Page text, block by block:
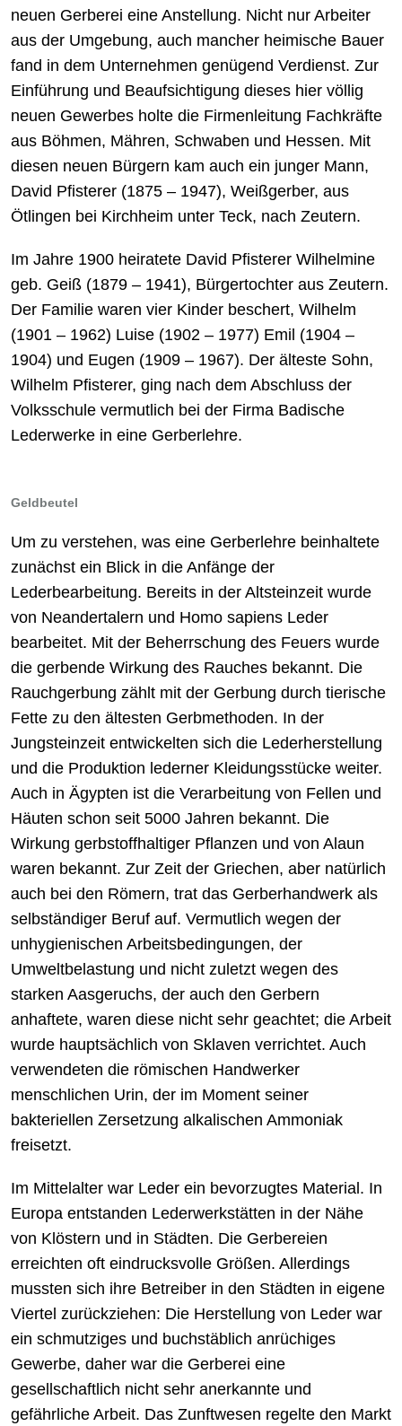
neuen Gerberei eine Anstellung. Nicht nur Arbeiter
aus der Umgebung, auch mancher heimische Bauer
fand in dem Unternehmen genügend Verdienst. Zur
Einführung und Beaufsichtigung dieses hier völlig
neuen Gewerbes holte die Firmenleitung Fachkräfte
aus Böhmen, Mähren, Schwaben und Hessen. Mit
diesen neuen Bürgern kam auch ein junger Mann,
David Pfisterer (1875 – 1947), Weißgerber, aus
Ötlingen bei Kirchheim unter Teck, nach Zeutern.
Im Jahre 1900 heiratete David Pfisterer Wilhelmine
geb. Geiß (1879 – 1941), Bürgertochter aus Zeutern.
Der Familie waren vier Kinder beschert, Wilhelm
(1901 – 1962) Luise (1902 – 1977) Emil (1904 –
1904) und Eugen (1909 – 1967). Der älteste Sohn,
Wilhelm Pfisterer, ging nach dem Abschluss der
Volksschule vermutlich bei der Firma Badische
Lederwerke in eine Gerberlehre.
Geldbeutel
Um zu verstehen, was eine Gerberlehre beinhaltete
zunächst ein Blick in die Anfänge der
Lederbearbeitung. Bereits in der Altsteinzeit wurde
von Neandertalern und Homo sapiens Leder
bearbeitet. Mit der Beherrschung des Feuers wurde
die gerbende Wirkung des Rauches bekannt. Die
Rauchgerbung zählt mit der Gerbung durch tierische
Fette zu den ältesten Gerbmethoden. In der
Jungsteinzeit entwickelten sich die Lederherstellung
und die Produktion lederner Kleidungsstücke weiter.
Auch in Ägypten ist die Verarbeitung von Fellen und
Häuten schon seit 5000 Jahren bekannt. Die
Wirkung gerbstoffhaltiger Pflanzen und von Alaun
waren bekannt. Zur Zeit der Griechen, aber natürlich
auch bei den Römern, trat das Gerberhandwerk als
selbständiger Beruf auf. Vermutlich wegen der
unhygienischen Arbeitsbedingungen, der
Umweltbelastung und nicht zuletzt wegen des
starken Aasgeruchs, der auch den Gerbern
anhaftete, waren diese nicht sehr geachtet; die Arbeit
wurde hauptsächlich von Sklaven verrichtet. Auch
verwendeten die römischen Handwerker
menschlichen Urin, der im Moment seiner
bakteriellen Zersetzung alkalischen Ammoniak
freisetzt.
Im Mittelalter war Leder ein bevorzugtes Material. In
Europa entstanden Lederwerkstätten in der Nähe
von Klöstern und in Städten. Die Gerbereien
erreichten oft eindrucksvolle Größen. Allerdings
mussten sich ihre Betreiber in den Städten in eigene
Viertel zurückziehen: Die Herstellung von Leder war
ein schmutziges und buchstäblich anrüchiges
Gewerbe, daher war die Gerberei eine
gesellschaftlich nicht sehr anerkannte und
gefährliche Arbeit. Das Zunftwesen regelte den Markt